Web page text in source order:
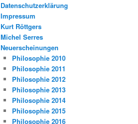
Datenschutzerklärung
Impressum
Kurt Röttgers
Michel Serres
Neuerscheinungen
Philosophie 2010
Philosophie 2011
Philosophie 2012
Philosophie 2013
Philosophie 2014
Philosophie 2015
Philosophie 2016